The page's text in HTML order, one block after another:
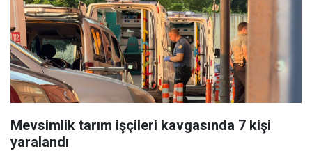
Mevsimlik tarım işçileri kavgasında 7 kişi
yaralandı